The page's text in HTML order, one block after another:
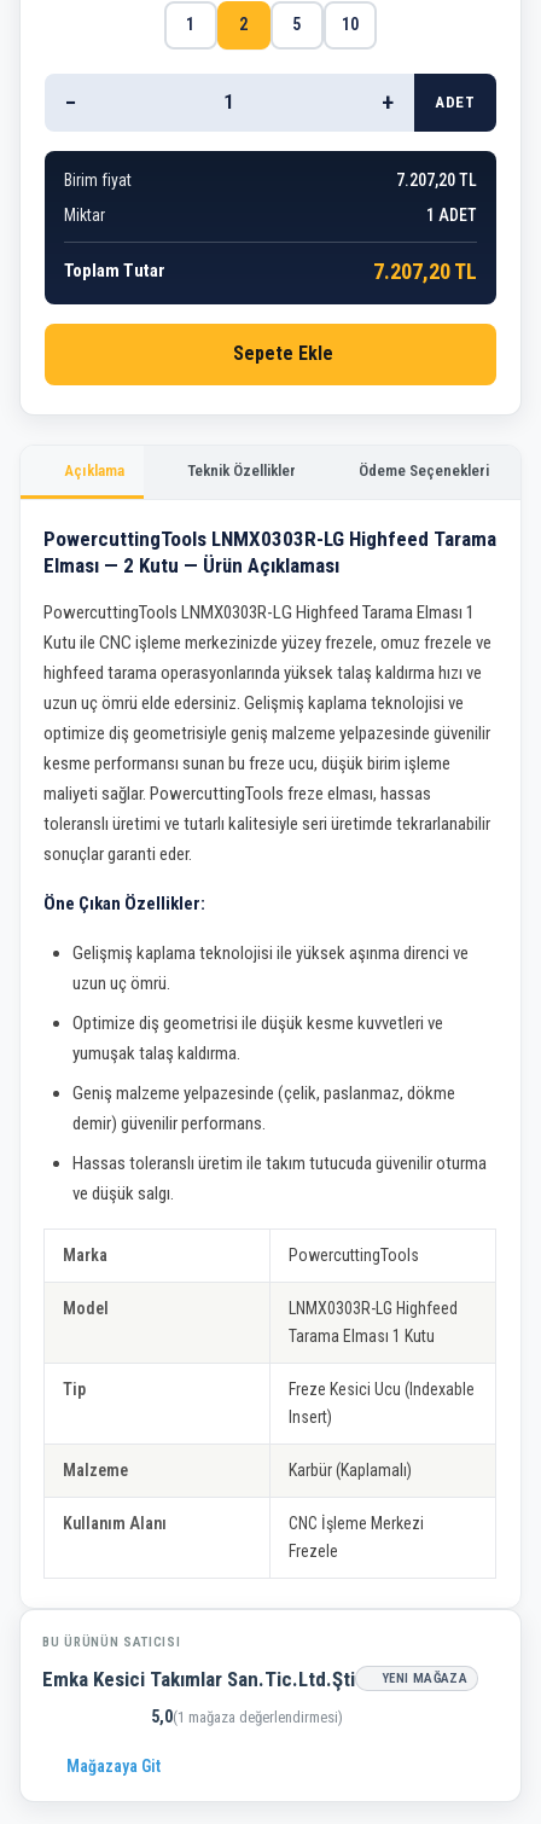
Açıklama Teknik Özellikler Ödeme Seçenekleri
PowercuttingTools LNMX0303R-LG Highfeed Tarama
Elması — 2 Kutu — Ürün Açıklaması
PowercuttingTools LNMX0303R-LG Highfeed Tarama Elması 1
Kutu ile CNC işleme merkezinizde yüzey frezele, omuz frezele ve
highfeed tarama operasyonlarında yüksek talaş kaldırma hızı ve
uzun uç ömrü elde edersiniz. Gelişmiş kaplama teknolojisi ve
optimize diş geometrisiyle geniş malzeme yelpazesinde güvenilir
kesme performansı sunan bu freze ucu, düşük birim işleme
maliyeti sağlar. PowercuttingTools freze elması, hassas
toleranslı üretimi ve tutarlı kalitesiyle seri üretimde tekrarlanabilir
sonuçlar garanti eder.
Öne Çıkan Özellikler:
Gelişmiş kaplama teknolojisi ile yüksek aşınma direnci ve
uzun uç ömrü.
Optimize diş geometrisi ile düşük kesme kuvvetleri ve
yumuşak talaş kaldırma.
Geniş malzeme yelpazesinde (çelik, paslanmaz, dökme
demir) güvenilir performans.
Hassas toleranslı üretim ile takım tutucuda güvenilir oturma
ve düşük salgı.
Marka PowercuttingTools
Model
LNMX0303R-LG Highfeed
Tarama Elması 1 Kutu
Tip
Freze Kesici Ucu (Indexable
Insert)
Malzeme Karbür (Kaplamalı)
Kullanım Alanı
CNC İşleme Merkezi
Frezele
1
2 5 10
− + ADET
Birim fiyat
7.207,20 TL
Miktar
1 ADET
Toplam Tutar 7.207,20 TL
Sepete Ekle
BU ÜRÜNÜN SATICISI
Emka Kesici Takımlar San.Tic.Ltd.Şti YENI MAĞAZA
5,0(1 mağaza değerlendirmesi)
Mağazaya Git